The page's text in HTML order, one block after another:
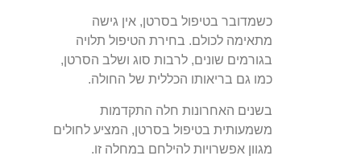
כשמדובר בטיפול בסרטן, אין גישה
מתאימה לכולם. בחירת הטיפול תלויה
בגורמים שונים, לרבות סוג ושלב הסרטן,
כמו גם בריאותו הכללית של החולה.
בשנים האחרונות חלה התקדמות
משמעותית בטיפול בסרטן, המציע לחולים
מגוון אפשרויות להילחם במחלה זו.